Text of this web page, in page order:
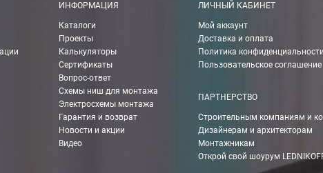
получении банковской картой или наличными.
для Москвы, Московской области и Санкт-Петербурга.
в любом удобном Вам банке.
менеджер для уточнения даты доставки. Обратите внимание, что
ИНФОРМАЦИЯ
Каталоги
Проекты
Калькуляторы
Сертификаты
Вопрос-ответ
Схемы ниш для монтажа
Электросхемы монтажа
Гарантия и возврат
Новости и акции
Видео
ЛИЧНЫЙ КАБИНЕТ
Мой аккаунт
Доставка и оплата
Политика конфиденциальности
Пользовательское соглашение
ПАРТНЕРСТВО
Строительным компаниям и
Дизайнерам и архитекторам
Монтажникам
Открой свой шоурум